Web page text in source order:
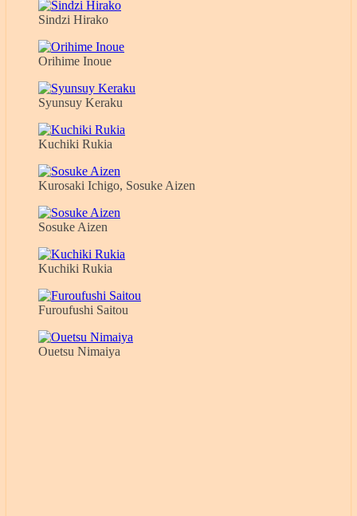
Sindzi Hirako
Orihime Inoue
Syunsuy Keraku
Kuchiki Rukia
Kurosaki Ichigo, Sosuke Aizen
Sosuke Aizen
Kuchiki Rukia
Furoufushi Saitou
Ouetsu Nimaiya